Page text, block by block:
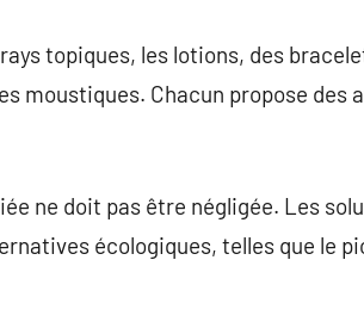
topiques, les lotions, des
moustiques. Chacun propose des
ne doit pas être négligée. Les
écologiques, telles que le